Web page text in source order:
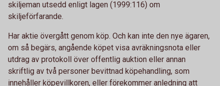
skiljeman utsedd enligt lagen (1999:116) om
skiljeförfarande.
Har aktie övergått genom köp. Och kan inte den nye ägaren,
om så begärs, angående köpet visa avräkningsnota eller
utdrag av protokoll över offentlig auktion eller annan
skriftlig av två personer bevittnad köpehandling, som
innehåller köpevillkoren, eller förekommer anledning att